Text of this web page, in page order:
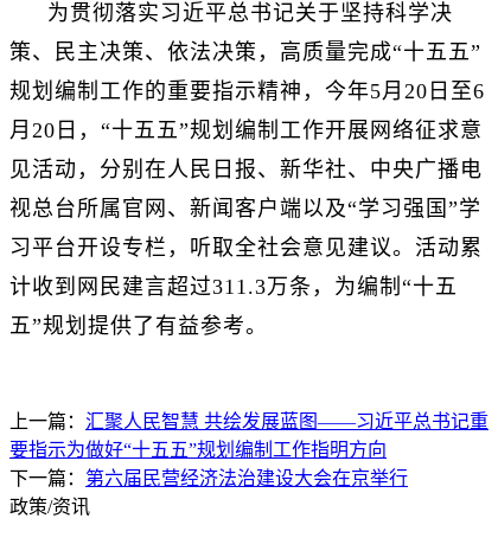
为贯彻落实习近平总书记关于坚持科学决
策、民主决策、依法决策，高质量完成“十五五”
规划编制工作的重要指示精神，今年5月20日至6
月20日，“十五五”规划编制工作开展网络征求意
见活动，分别在人民日报、新华社、中央广播电
视总台所属官网、新闻客户端以及“学习强国”学
习平台开设专栏，听取全社会意见建议。活动累
计收到网民建言超过311.3万条，为编制“十五
五”规划提供了有益参考。
上一篇： 汇聚人民智慧 共绘发展蓝图——习近平总书记重
要指示为做好“十五五”规划编制工作指明方向
下一篇： 第六届民营经济法治建设大会在京举行
政策/资讯